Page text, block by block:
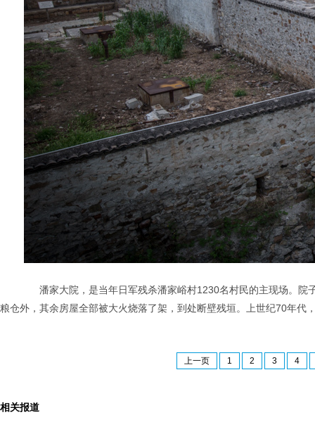
潘家大院，是当年日军残杀潘家峪村1230名村民的主现场。院
粮仓外，其余房屋全部被大火烧落了架，到处断壁残垣。上世纪70年代
上一页 1 2 3 4
相关报道